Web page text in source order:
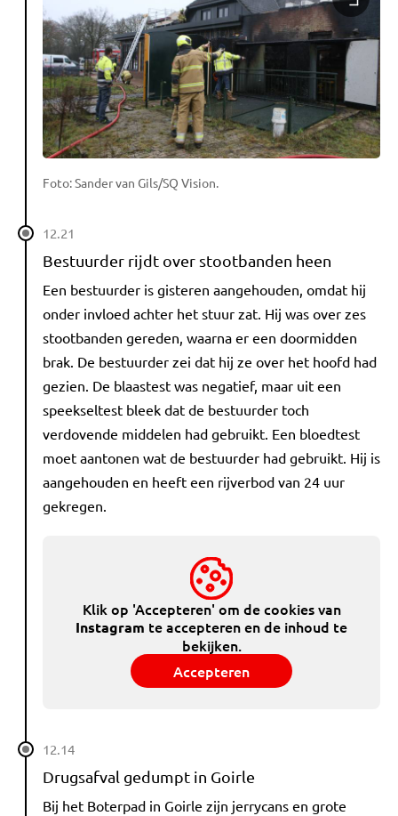
Foto: Sander van Gils/SQ Vision.
12.21
Bestuurder rijdt over stootbanden heen
Een bestuurder is gisteren aangehouden, omdat hij
onder invloed achter het stuur zat. Hij was over zes
stootbanden gereden, waarna er een doormidden
brak. De bestuurder zei dat hij ze over het hoofd had
gezien. De blaastest was negatief, maar uit een
speekseltest bleek dat de bestuurder toch
verdovende middelen had gebruikt. Een bloedtest
moet aantonen wat de bestuurder had gebruikt. Hij is
aangehouden en heeft een rijverbod van 24 uur
gekregen.
Klik op 'Accepteren' om de cookies van
Instagram te accepteren en de inhoud te
bekijken.
Accepteren
12.14
Drugsafval gedumpt in Goirle
Bij het Boterpad in Goirle zijn jerrycans en grote